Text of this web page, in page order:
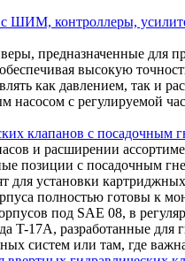
контроллеры,
предназначенные
высокую
как давлением, так и
насосом с
клапанов с посадочным
и расширении
позиции с посадочным
для установки
полностью готовы к
под SAE 08, в
T-17A, разработанные для
систем или там, где